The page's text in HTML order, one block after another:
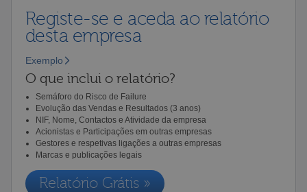
Registe-se e aceda ao relatório
desta empresa
Exemplo
O que inclui o relatório?
Semáforo do Risco de Failure
Evolução das Vendas e Resultados (3 anos)
NIF, Nome, Contactos e Atividade da empresa
Acionistas e Participações em outras empresas
Gestores e respetivas ligações a outras empresas
Marcas e publicações legais
Relatório Grátis »